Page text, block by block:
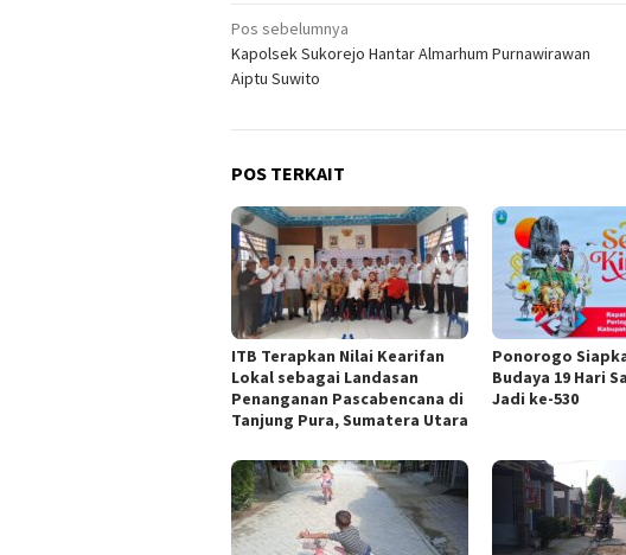
Navigasi
pos
Pos sebelumnya
Kapolsek Sukorejo Hantar Almarhum Purnawirawan
Aiptu Suwito
POS TERKAIT
ITB Terapkan Nilai Kearifan
Lokal sebagai Landasan
Penanganan Pascabencana di
Tanjung Pura, Sumatera Utara
Ponorogo
Budaya 19 Hari
Jadi ke-530